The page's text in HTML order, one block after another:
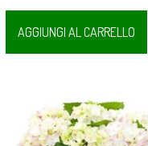
AGGIUNGI AL CARRELLO